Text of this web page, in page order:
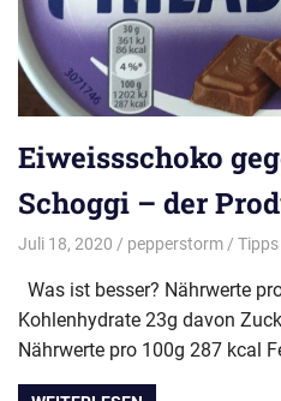
Eiweissschoko
Schoggi – der
Juli 18, 2020 pepperstorm Tipps
Was ist besser? Nährwerte
Kohlenhydrate 23g davon
Nährwerte pro 100g 287 kcal